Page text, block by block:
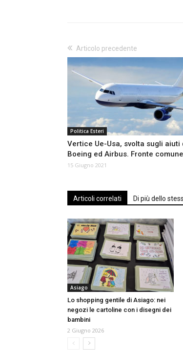
Articolo precedente
Politica Esteri
Vertice Ue-Usa, svolta sugli aiuti
Boeing ed Airbus. Fronte
15 Giugno 2021
Articoli correlati Di più dello
Asiago
Lo shopping gentile di Asiago: nei
negozi le cartoline con i disegni dei
bambini
2 Giugno 2026